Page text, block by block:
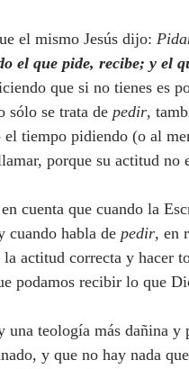
que el mismo Jesús dijo:
el que pide, recibe; y el
que si no tienes es
sólo se trata de pedir,
el tiempo pidiendo (o al
porque su actitud no
en cuenta que cuando la
cuando habla de pedir, en
actitud correcta y hacer
podamos recibir lo que
y que no hay nada